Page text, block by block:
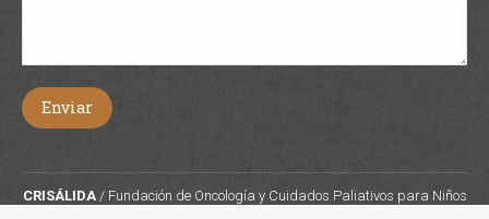
Enviar
CRISÁLIDA/ Fundación de Oncología y Cuidados Paliativos para Niños